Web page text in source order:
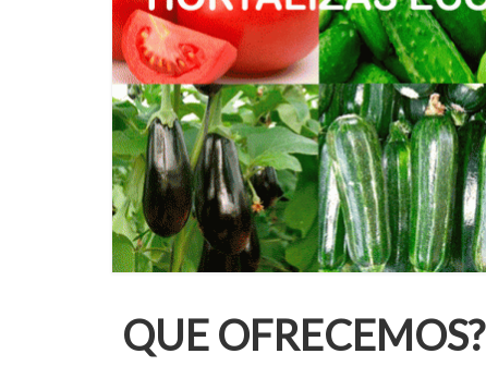
QUE OFRECEMOS?